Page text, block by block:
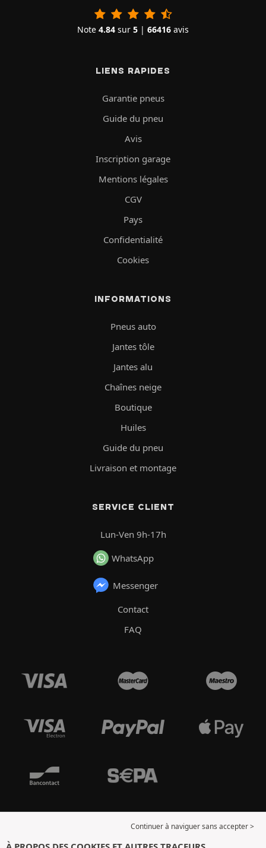
Note 4.84 sur 5 | 66416 avis
LIENS RAPIDES
Garantie pneus
Guide du pneu
Avis
Inscription garage
Mentions légales
CGV
Pays
Confidentialité
Cookies
INFORMATIONS
Pneus auto
Jantes tôle
Jantes alu
Chaînes neige
Boutique
Huiles
Guide du pneu
Livraison et montage
SERVICE CLIENT
Lun-Ven 9h-17h
WhatsApp
Messenger
Contact
FAQ
Continuer à naviguer sans accepter >